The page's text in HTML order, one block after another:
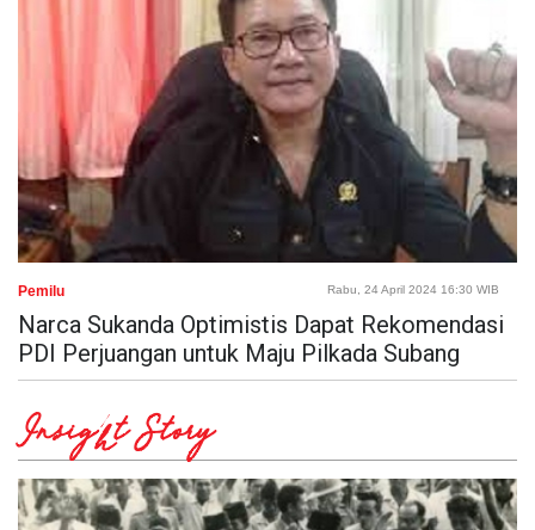
Pemilu Rabu, 24 April 2024 16:30 WIB
Narca Sukanda Optimistis Dapat Rekomendasi
PDI Perjuangan untuk Maju Pilkada Subang
Insight Story